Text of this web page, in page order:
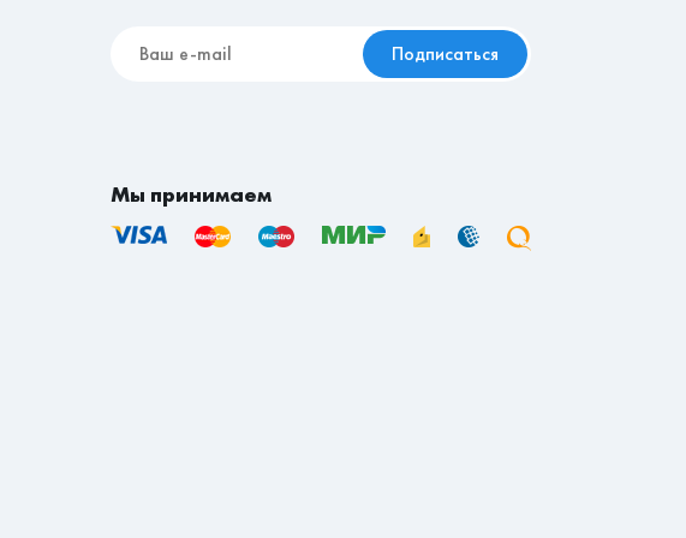
Подписаться
Мы принимаем